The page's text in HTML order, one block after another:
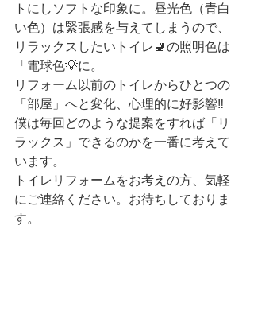
トにしソフトな印象に。昼光色（青白
い色）は緊張感を与えてしまうので、
リラックスしたいトイレ🚽の照明色は
「電球色💡に。
リフォーム以前のトイレからひとつの
「部屋」へと変化、心理的に好影響‼️
僕は毎回どのような提案をすれば「リ
ラックス」できるのかを一番に考えて
います。
トイレリフォームをお考えの方、気軽
にご連絡ください。お待ちしておりま
す。